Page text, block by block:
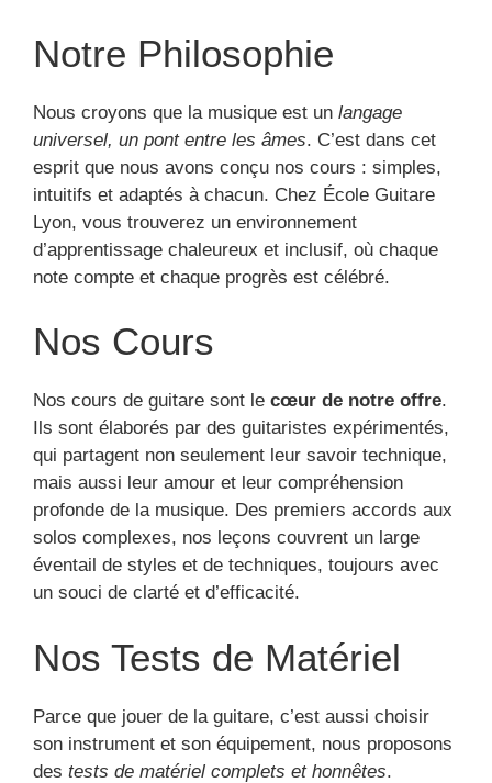
Notre Philosophie
Nous croyons que la musique est un langage
universel, un pont entre les âmes. C’est dans cet
esprit que nous avons conçu nos cours : simples,
intuitifs et adaptés à chacun. Chez École Guitare
Lyon, vous trouverez un environnement
d’apprentissage chaleureux et inclusif, où chaque
note compte et chaque progrès est célébré.
Nos Cours
Nos cours de guitare sont le cœur de notre offre.
Ils sont élaborés par des guitaristes expérimentés,
qui partagent non seulement leur savoir technique,
mais aussi leur amour et leur compréhension
profonde de la musique. Des premiers accords aux
solos complexes, nos leçons couvrent un large
éventail de styles et de techniques, toujours avec
un souci de clarté et d’efficacité.
Nos Tests de Matériel
Parce que jouer de la guitare, c’est aussi choisir
son instrument et son équipement, nous proposons
des tests de matériel complets et honnêtes.